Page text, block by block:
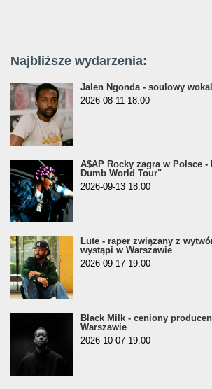
Najbliższe wydarzenia:
Jalen Ngonda - soulowy
2026-08-11 18:00
A$AP Rocky zagra w Polsce
Dumb World Tour"
2026-09-13 18:00
Lute - raper związany z
wystąpi w Warszawie
2026-09-17 19:00
Black Milk - ceniony
Warszawie
2026-10-07 19:00